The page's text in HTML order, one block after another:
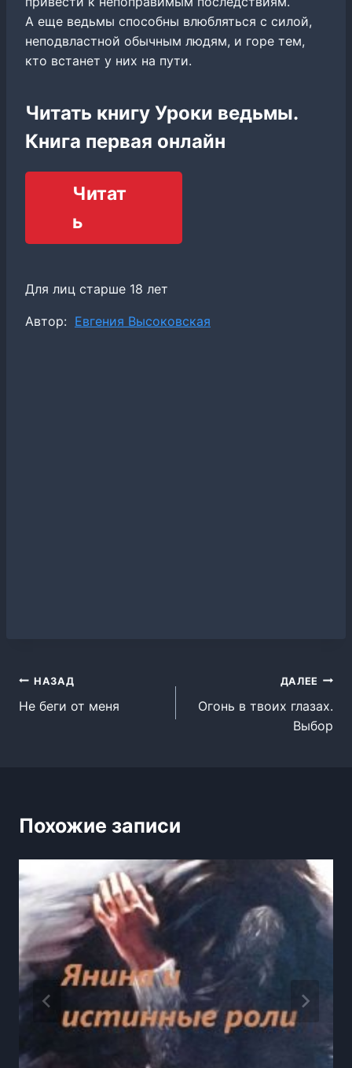
А еще ведьмы способны влюбляться с силой,
неподвластной обычным людям, и горе тем,
кто встанет у них на пути.
Читать книгу Уроки ведьмы.
Книга первая онлайн
Читат
ь
Для лиц старше 18 лет
Метки
Автор: Евгения Высоковская
Навигация
по
НАЗАД
Не беги от меня
ДАЛЕЕ
Огонь в твоих глазах.
Выбор
Похожие записи